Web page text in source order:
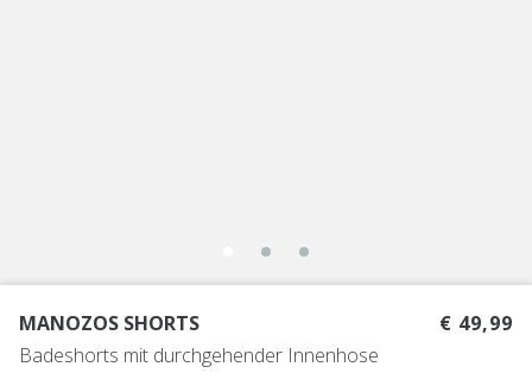
MANOZOS SHORTS
Badeshorts mit durchgehender Innenhose
€ 49,99